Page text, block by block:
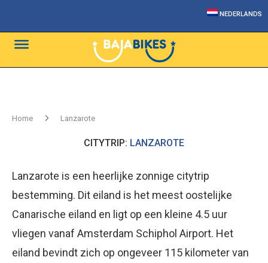
NEDERLANDS
Home Lanzarote
CITYTRIP: LANZAROTE
Lanzarote is een heerlijke zonnige citytrip
bestemming. Dit eiland is het meest oostelijke
Canarische eiland en ligt op een kleine 4.5 uur
vliegen vanaf Amsterdam Schiphol Airport. Het
eiland bevindt zich op ongeveer 115 kilometer van